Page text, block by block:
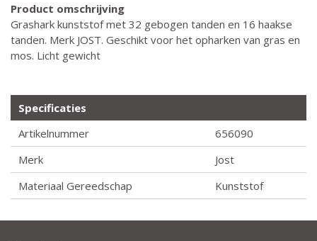
Product omschrijving
Grashark kunststof met 32 gebogen tanden en 16 haakse
tanden. Merk JOST. Geschikt voor het opharken van gras en
mos. Licht gewicht
Specificaties
Artikelnummer
656090
Merk
Jost
Materiaal Gereedschap
Kunststof